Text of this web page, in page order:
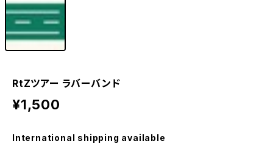
RtZツアー ラバーバンド
¥1,500
International shipping available